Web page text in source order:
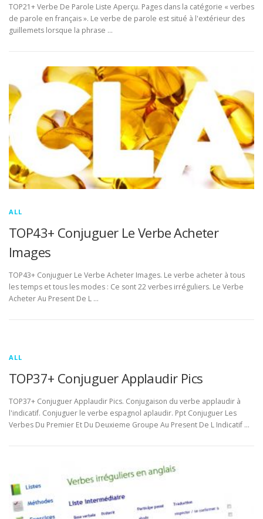
TOP21+ Verbe De Parole Liste Aperçu. Pages dans la catégorie « verbes
de parole en français ». Le verbe de parole est situé à l'extérieur des
guillemets lorsque la phrase …
ALL
TOP43+ Conjuguer Le Verbe Acheter
Images
TOP43+ Conjuguer Le Verbe Acheter Images. Le verbe acheter à tous
les temps et tous les modes : Ce sont 22 verbes irréguliers. Le Verbe
Acheter Au Present De L …
ALL
TOP37+ Conjuguer Applaudir Pics
TOP37+ Conjuguer Applaudir Pics. Conjugaison du verbe applaudir à
l'indicatif. Conjuguer le verbe espagnol aplaudir. Ppt Conjuguer Les
Verbes Du Premier Et Du Deuxieme Groupe Au Present De L Indicatif …